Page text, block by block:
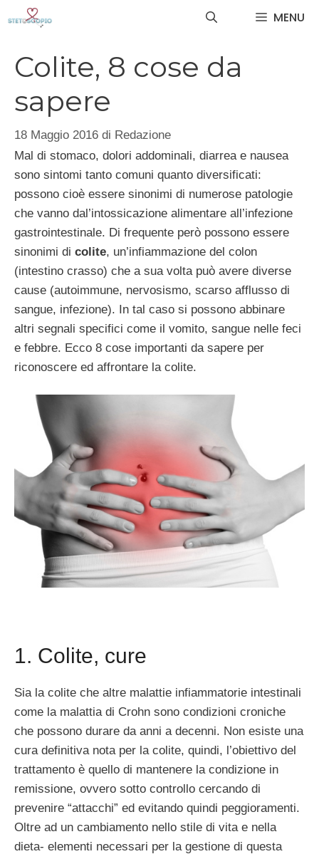
MENU
Colite, 8 cose da
sapere
18 Maggio 2016 di Redazione
Mal di stomaco, dolori addominali, diarrea e nausea
sono sintomi tanto comuni quanto diversificati:
possono cioè essere sinonimi di numerose patologie
che vanno dal’intossicazione alimentare all’infezione
gastrointestinale. Di frequente però possono essere
sinonimi di colite, un’infiammazione del colon
(intestino crasso) che a sua volta può avere diverse
cause (autoimmune, nervosismo, scarso afflusso di
sangue, infezione). In tal caso si possono abbinare
altri segnali specifici come il vomito, sangue nelle feci
e febbre. Ecco 8 cose importanti da sapere per
riconoscere ed affrontare la colite.
1. Colite, cure
Sia la colite che altre malattie infiammatorie intestinali
come la malattia di Crohn sono condizioni croniche
che possono durare da anni a decenni. Non esiste una
cura definitiva nota per la colite, quindi, l’obiettivo del
trattamento è quello di mantenere la condizione in
remissione, ovvero sotto controllo cercando di
prevenire “attacchi” ed evitando quindi peggioramenti.
Oltre ad un cambiamento nello stile di vita e nella
dieta- elementi necessari per la gestione di questa